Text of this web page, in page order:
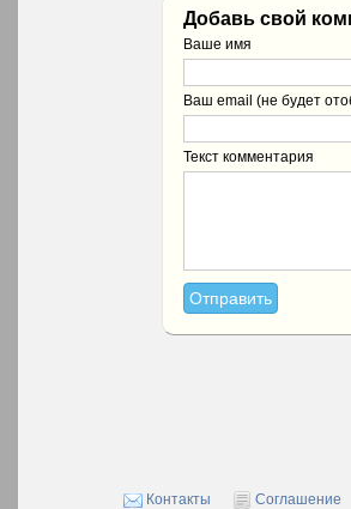
Добавь свой
Ваше имя
Ваш email (не будет
Текст комментария
Контакты Соглашение